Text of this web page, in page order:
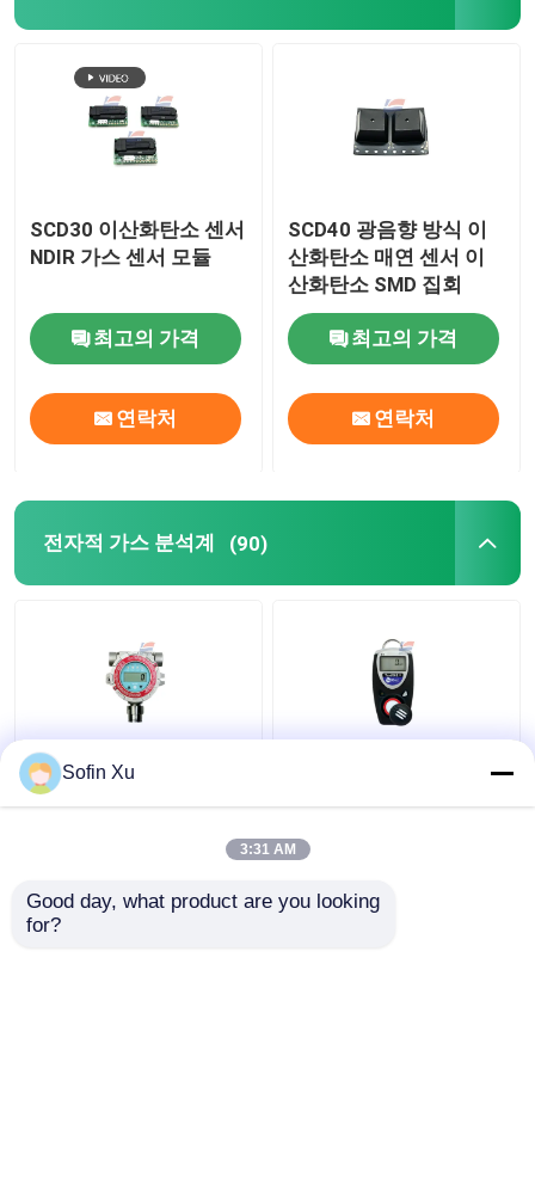
SCD30 이산화탄소 센서
NDIR 가스 센서 모듈
최고의 가격
연락처
SCD40 광음향 방식 이
산화탄소 매연 센서 이
산화탄소 SMD 집회
최고의 가격
연락처
전자적 가스 분석계 (90)
FGM-1200S 전자적 가
스 분석계 RS485 고정
된 모드 버스 적외선 가
최고의 가격
물 검출기, 가지고 다닐
수 있는 단일 가스 검출
기 토스이라에 II
최고의 가격
Sofin Xu
3:31 AM
Good day, what product are you looking
for?